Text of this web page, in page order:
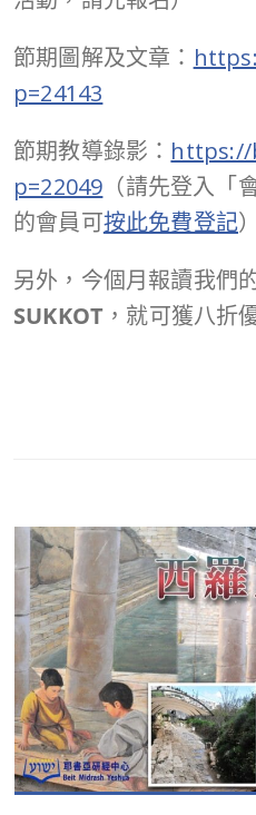
節期圖解及文章：
p=24143
節期教導錄影： https://
p=22049 （請先登入「
的會員可按此免費登記）
另外，今個月報讀我們
SUKKOT ，就可獲八折